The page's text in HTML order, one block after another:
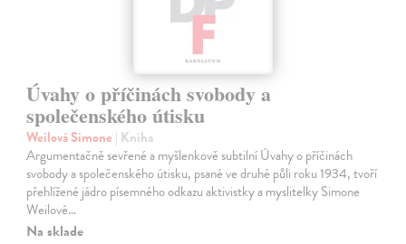
Úvahy o příčinách svobody a
společenského útisku
Weilová Simone | Kniha
Argumentačně sevřené a myšlenkově subtilní Úvahy o příčinách
svobody a společenského útisku, psané ve druhé půli roku 1934, tvoří
přehlížené jádro písemného odkazu aktivistky a myslitelky Simone
Weilové…
Na sklade